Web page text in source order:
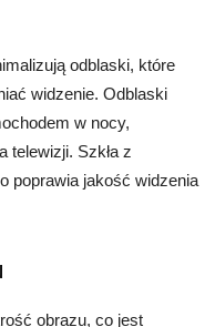
odblaski, które
widzenie. Odblaski
w nocy,
telewizji. Szkła z
poprawia jakość widzenia
obrazu, co jest